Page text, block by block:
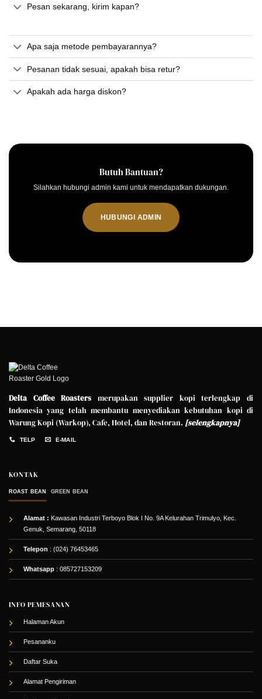
Pesan sekarang, kirim kapan?
Apa saja metode pembayarannya?
Pesanan tidak sesuai, apakah bisa retur?
Apakah ada harga diskon?
Butuh Bantuan?
Silahkan hubungi admin kami untuk mendapatkan dukungan.
HUBUNGI ADMIN
Delta Coffee Roasters merupakan supplier kopi terlengkap di
Indonesia yang telah membantu menyediakan kebutuhan kopi di
Warung Kopi (Warkop), Cafe, Hotel, dan Restoran. [selengkapnya]
TELP E-MAIL
KONTAK
ROAST BEAN GREEN BEAN
Alamat : Kawasan Industri Terboyo Blok I No. 9A Kelurahan Trimulyo, Kec.
Genuk, Semarang, 50118
Telepon : (024) 76453465
Whatsapp: 085727153209
INFO PEMESANAN
Halaman Akun
Pesananku
Daftar Suka
Alamat Pengiriman